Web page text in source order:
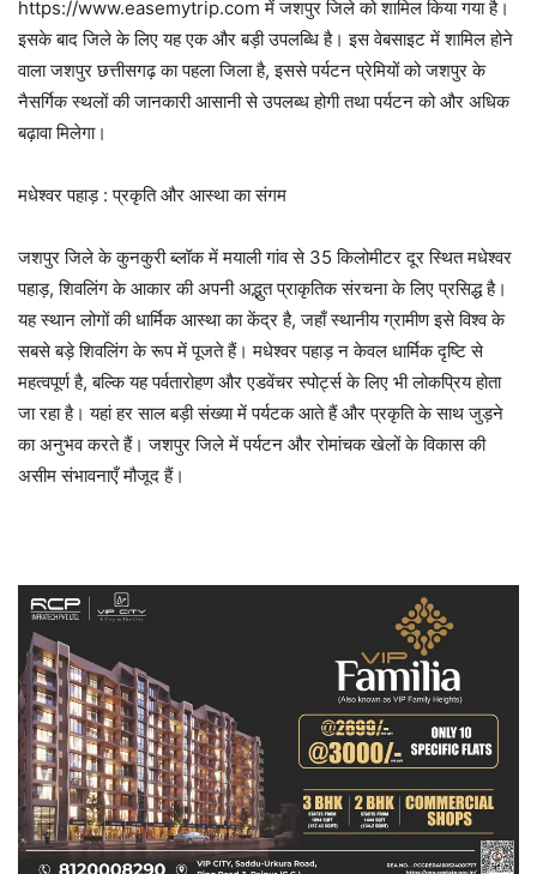
https://www.easemytrip.com में जशपुर जिले को शामिल किया गया है।
इसके बाद जिले के लिए यह एक और बड़ी उपलब्धि है। इस वेबसाइट में शामिल होने
वाला जशपुर छत्तीसगढ़ का पहला जिला है, इससे पर्यटन प्रेमियों को जशपुर के
नैसर्गिक स्थलों की जानकारी आसानी से उपलब्ध होगी तथा पर्यटन को और अधिक
बढ़ावा मिलेगा।
मधेश्वर पहाड़ : प्रकृति और आस्था का संगम
जशपुर जिले के कुनकुरी ब्लॉक में मयाली गांव से 35 किलोमीटर दूर स्थित मधेश्वर
पहाड़, शिवलिंग के आकार की अपनी अद्भुत प्राकृतिक संरचना के लिए प्रसिद्ध है।
यह स्थान लोगों की धार्मिक आस्था का केंद्र है, जहाँ स्थानीय ग्रामीण इसे विश्व के
सबसे बड़े शिवलिंग के रूप में पूजते हैं। मधेश्वर पहाड़ न केवल धार्मिक दृष्टि से
महत्वपूर्ण है, बल्कि यह पर्वतारोहण और एडवेंचर स्पोर्ट्स के लिए भी लोकप्रिय होता
जा रहा है। यहां हर साल बड़ी संख्या में पर्यटक आते हैं और प्रकृति के साथ जुड़ने
का अनुभव करते हैं। जशपुर जिले में पर्यटन और रोमांचक खेलों के विकास की
असीम संभावनाएँ मौजूद हैं।